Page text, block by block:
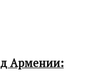
Армении: